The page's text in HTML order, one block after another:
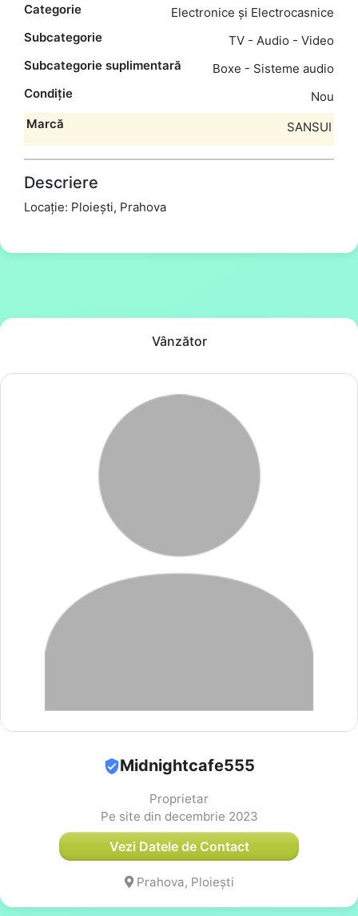
Categorie
Electronice și Electrocasnice
Subcategorie
TV - Audio - Video
Subcategorie suplimentară
Boxe - Sisteme audio
Condiție
Nou
Marcă
SANSUI
Descriere
Locație: Ploiești, Prahova
Vânzător
Midnightcafe555
Proprietar
Pe site din decembrie 2023
Vezi Datele de Contact
Prahova, Ploiești